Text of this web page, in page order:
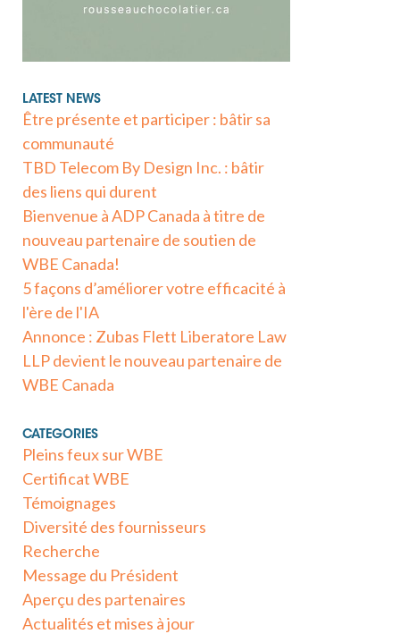
LATEST NEWS
Être présente et participer : bâtir sa
communauté
TBD Telecom By Design Inc. : bâtir
des liens qui durent
Bienvenue à ADP Canada à titre de
nouveau partenaire de soutien de
WBE Canada!
5 façons d’améliorer votre efficacité à
l'ère de l'IA
Annonce : Zubas Flett Liberatore Law
LLP devient le nouveau partenaire de
WBE Canada
CATEGORIES
Pleins feux sur WBE
Certificat WBE
Témoignages
Diversité des fournisseurs
Recherche
Message du Président
Aperçu des partenaires
Actualités et mises à jour